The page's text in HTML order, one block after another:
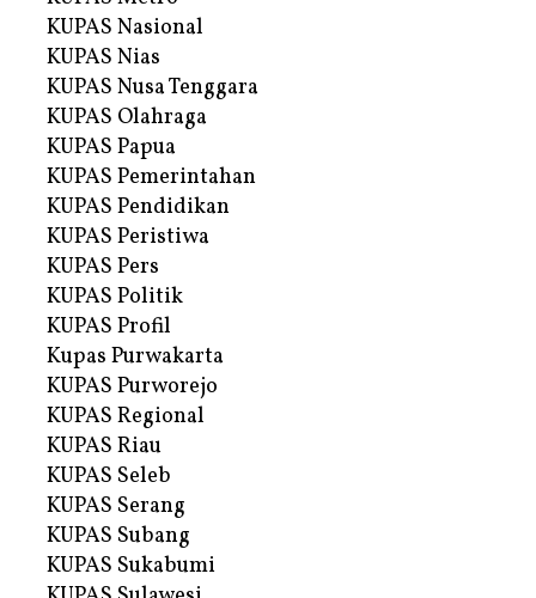
KUPAS Nasional
KUPAS Nias
KUPAS Nusa Tenggara
KUPAS Olahraga
KUPAS Papua
KUPAS Pemerintahan
KUPAS Pendidikan
KUPAS Peristiwa
KUPAS Pers
KUPAS Politik
KUPAS Profil
Kupas Purwakarta
KUPAS Purworejo
KUPAS Regional
KUPAS Riau
KUPAS Seleb
KUPAS Serang
KUPAS Subang
KUPAS Sukabumi